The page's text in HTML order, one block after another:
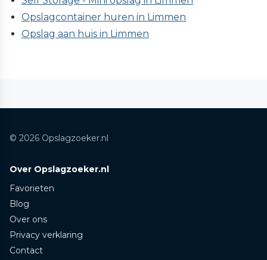
Opslagcontainer huren in Limmen
Opslag aan huis in Limmen
© 2026 Opslagzoeker.nl
Over Opslagzoeker.nl
Favorieten
Blog
Over ons
Privacy verklaring
Contact